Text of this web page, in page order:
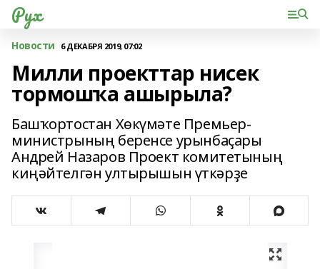
Рух
Новости 6 ДЕКАБРЯ 2019, 07:02
Милли проекттар нисек
тормошҡа ашырыла?
Башҡортостан Хөкүмәте Премьер-
министрының беренсе урынбаҫары
Андрей Назаров Проект комитетының
киңәйтелгән ултырышын үткәрҙе